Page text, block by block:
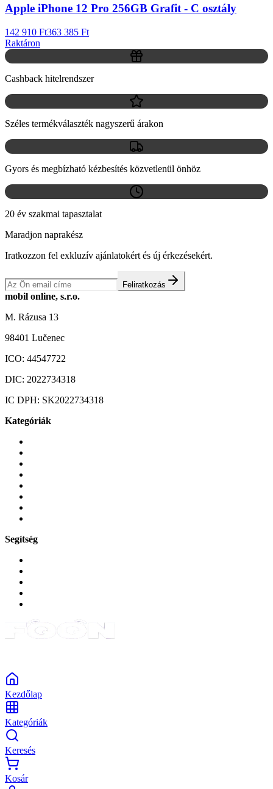
Apple iPhone 12 Pro 256GB Grafit - C osztály
142 910 Ft363 385 Ft
Raktáron
Cashback hitelrendszer
Széles termékválaszték nagyszerű árakon
Gyors és megbízható kézbesítés közvetlenül önhöz
20 év szakmai tapasztalat
Maradjon naprakész
Iratkozzon fel exkluzív ajánlatokért és új érkezésekért.
Feliratkozás
mobil online, s.r.o.
M. Rázusa 13
98401 Lučenec
ICO: 44547722
DIC: 2022734318
IC DPH: SK2022734318
Kategóriák
Segítség
Kezdőlap
Kategóriák
Keresés
Kosár